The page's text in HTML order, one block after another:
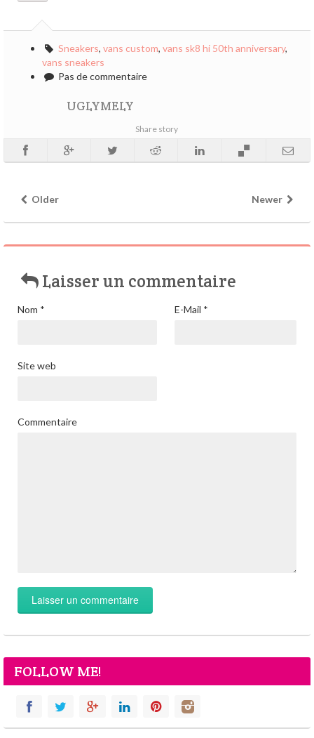
Sneakers, vans custom, vans sk8 hi 50th anniversary,
vans sneakers
Pas de commentaire
UGLYMELY
Share story
Older Newer
Laisser un commentaire
Nom * E-Mail *
Site web
Commentaire
FOLLOW ME!